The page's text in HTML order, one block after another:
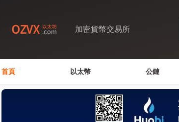
加密貨幣交易所
首頁 以太幣 公鏈